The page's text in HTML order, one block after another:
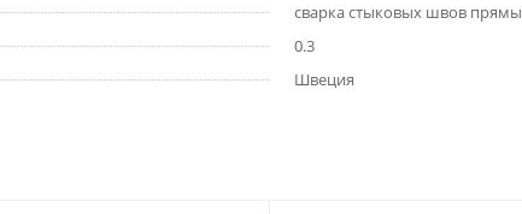
сварка стыковых швов
0.3
Швеция